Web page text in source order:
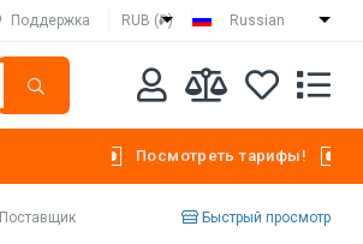
Поддержка RUB (₽) Russian
Посмотреть тарифы!
Поставщик Быстрый просмотр